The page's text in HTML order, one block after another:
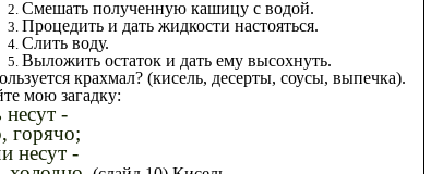
Смешать полученную кашицу с водой.
Процедить и дать жидкости настояться.
Слить воду.
Выложить остаток и дать ему высохнуть.
крахмал? (кисель, десерты, соусы, выпечка).
мою загадку:
-
горячо;
несут -